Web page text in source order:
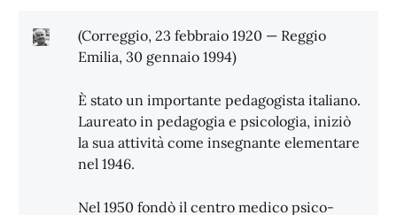
(Correggio, 23 febbraio 1920 — Reggio
Emilia, 30 gennaio 1994)
È stato un importante pedagogista italiano.
Laureato in pedagogia e psicologia, iniziò
la sua attività come insegnante elementare
nel 1946.
Nel 1950 fondò il centro medico psico-